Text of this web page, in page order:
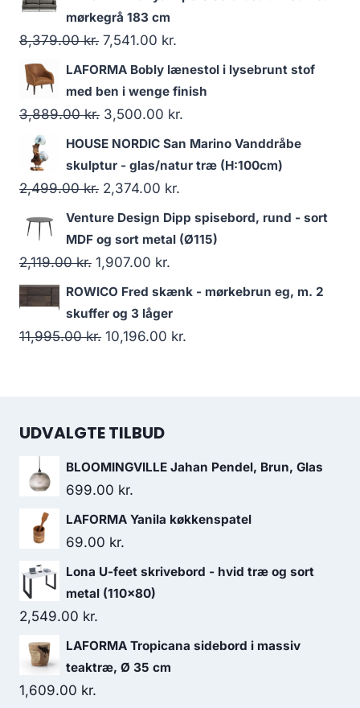
mørkegrå 183 cm
8,379.00kr. 7,541.00 kr.
LAFORMA Bobly lænestol i lysebrunt stof
med ben i wenge finish
3,889.00kr. 3,500.00 kr.
HOUSE NORDIC San Marino Vanddråbe
skulptur - glas/natur træ (H:100cm)
2,499.00kr. 2,374.00 kr.
Venture Design Dipp spisebord, rund - sort
MDF og sort metal (Ø115)
2,119.00kr. 1,907.00 kr.
ROWICO Fred skænk - mørkebrun eg, m. 2
skuffer og 3 låger
11,995.00kr. 10,196.00 kr.
UDVALGTE TILBUD
BLOOMINGVILLE Jahan Pendel, Brun, Glas
699.00 kr.
LAFORMA Yanila køkkenspatel
69.00 kr.
Lona U-feet skrivebord - hvid træ og sort
metal (110x80)
2,549.00 kr.
LAFORMA Tropicana sidebord i massiv
teaktræ, Ø 35 cm
1,609.00 kr.